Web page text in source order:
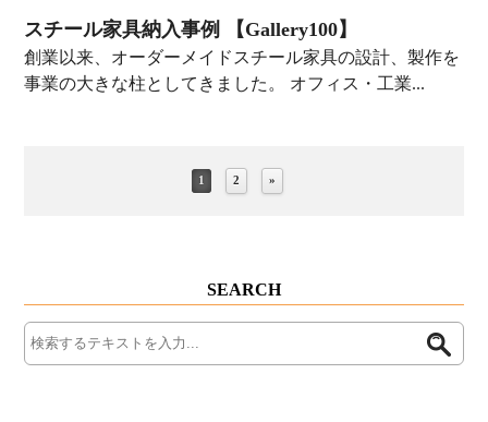
スチール家具納入事例 【Gallery100】
創業以来、オーダーメイドスチール家具の設計、製作を
事業の大きな柱としてきました。 オフィス・工業...
1 2 »
SEARCH